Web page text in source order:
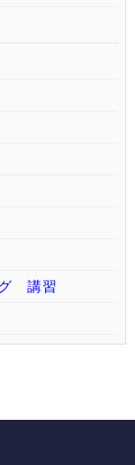
グ 講習